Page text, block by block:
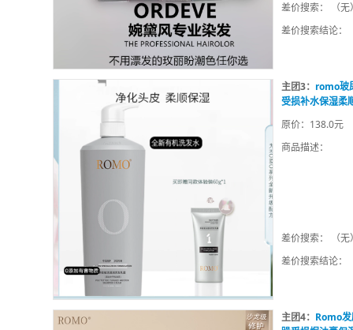
差价搜索： （无
差价搜索结论：
主团3： romo玻
受损补水保湿柔
原价：138.0元
商品描述：
差价搜索： （无
差价搜索结论：
主团4： Romo